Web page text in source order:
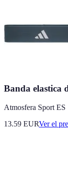
Banda elastica
Atmosfera Sport ES
13.59 EURVer el